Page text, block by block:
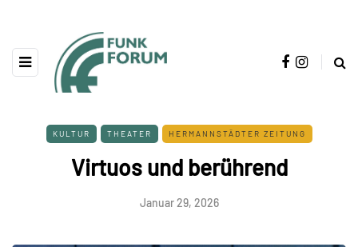
KULTUR THEATER HERMANNSTÄDTER ZEITUNG
Virtuos und berührend
Januar 29, 2026